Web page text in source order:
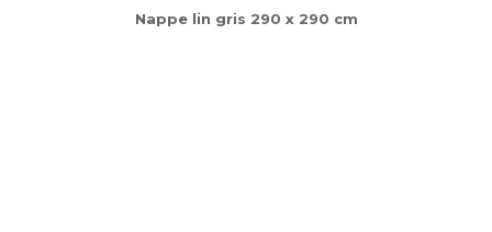
Nappe lin gris 290 x 290 cm